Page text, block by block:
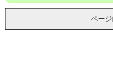
へ
ペー